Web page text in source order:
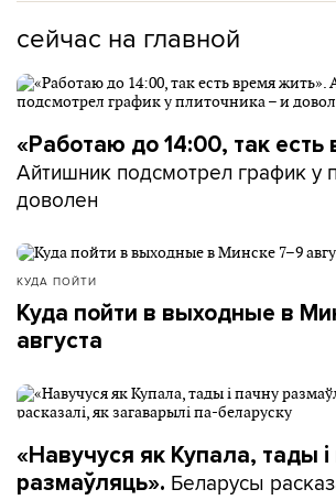
сейчас на главной
«Работаю до 14:00, так есть
Айтишник подсмотрел график у
доволен
КУДА ПОЙТИ
Куда пойти в выходные в
августа
«Навучуся як Купала, тады і
размаўляць». Беларусы